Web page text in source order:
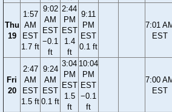
Thu
19
1:57
AM
EST
1.7 ft
9:02
AM
EST
−0.1
ft
2:44
PM
EST
1.4
ft
9:11
PM
EST
0.1 ft
7:01
EST
Fri
20
2:47
AM
EST
1.5 ft
9:24
AM
EST
0.1 ft
3:04
PM
EST
1.5
ft
10:04
PM
EST
−0.1
ft
7:00
EST